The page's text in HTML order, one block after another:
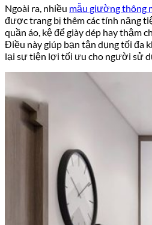
Ngoài ra, nhiều mẫu giường thông
được trang bị thêm các tính năng
quần áo, kệ để giày dép hay thậm
Điều này giúp bạn tận dụng tối đa
lại sự tiện lợi tối ưu cho người sử